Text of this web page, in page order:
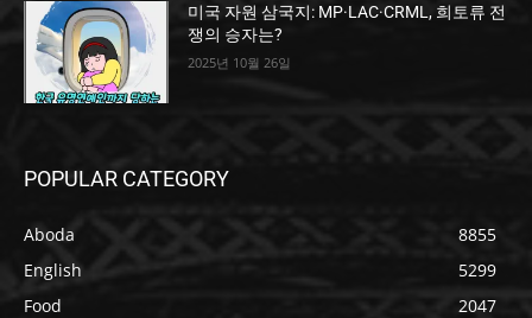
미국 자원 삼국지: MP·LAC·CRML, 희토류 전
쟁의 승자는?
2025년 10월 26일
POPULAR CATEGORY
Aboda
8855
English
5299
Food
2047